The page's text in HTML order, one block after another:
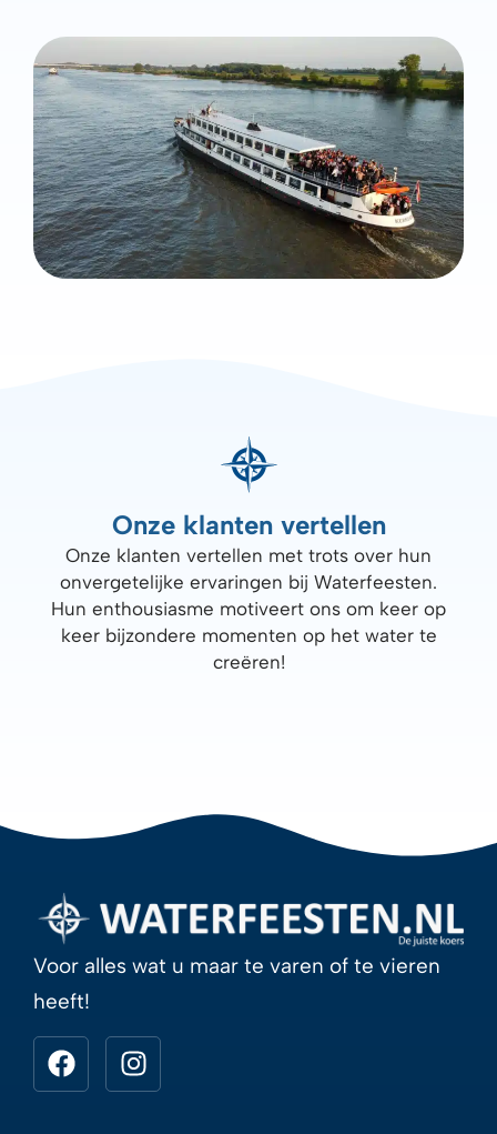
Onze klanten vertellen
Onze klanten vertellen met trots over hun
onvergetelijke ervaringen bij Waterfeesten.
Hun enthousiasme motiveert ons om keer op
keer bijzondere momenten op het water te
creëren!
Voor alles wat u maar te varen of te vieren
heeft!